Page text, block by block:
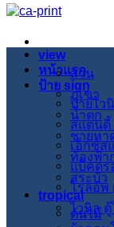
หน้าแรก
ป้าย sign
ป้ายไว
สแตนดี้
เอ็กซ์ส
แบ็คดร
โรลอัพ
ไวนิล ตู้
view
สวน
ภูเขา
น้ำตก
ชายหา
ท้องฟ้า
สระบัว
tropical
ต้นไม้